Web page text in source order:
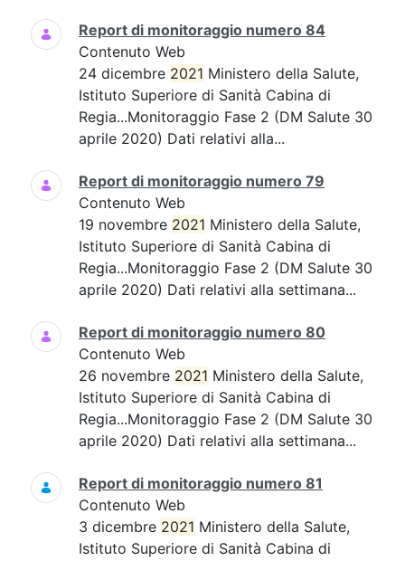
Report di monitoraggio numero 84
Contenuto Web
24 dicembre 2021 Ministero della Salute,
Istituto Superiore di Sanità Cabina di
Regia...Monitoraggio Fase 2 (DM Salute 30
aprile 2020) Dati relativi alla...
Report di monitoraggio numero 79
Contenuto Web
19 novembre 2021 Ministero della Salute,
Istituto Superiore di Sanità Cabina di
Regia...Monitoraggio Fase 2 (DM Salute 30
aprile 2020) Dati relativi alla settimana...
Report di monitoraggio numero 80
Contenuto Web
26 novembre 2021 Ministero della Salute,
Istituto Superiore di Sanità Cabina di
Regia...Monitoraggio Fase 2 (DM Salute 30
aprile 2020) Dati relativi alla settimana...
Report di monitoraggio numero 81
Contenuto Web
3 dicembre 2021 Ministero della Salute,
Istituto Superiore di Sanità Cabina di